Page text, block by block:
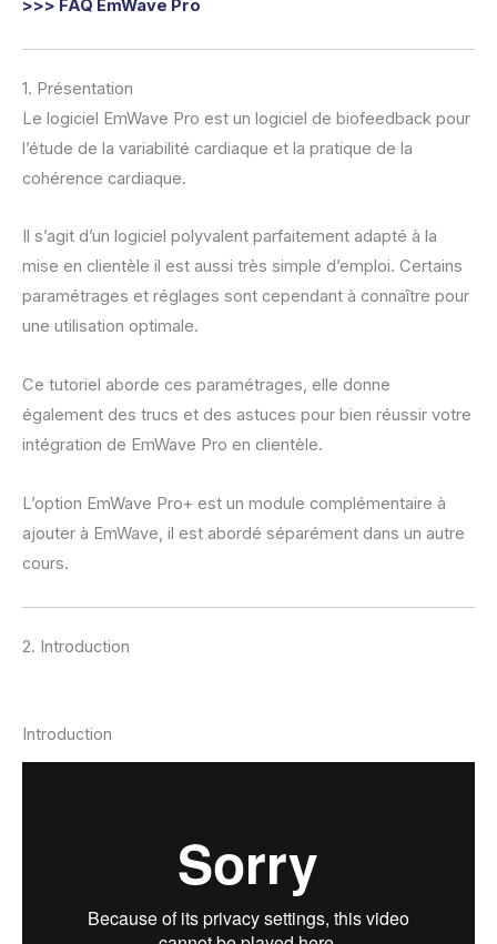
>>> FAQ EmWave Pro
1. Présentation
Le logiciel EmWave Pro est un logiciel de biofeedback pour
l’étude de la variabilité cardiaque et la pratique de la
cohérence cardiaque.
Il s’agit d’un logiciel polyvalent parfaitement adapté à la
mise en clientèle il est aussi très simple d’emploi. Certains
paramétrages et réglages sont cependant à connaître pour
une utilisation optimale.
Ce tutoriel aborde ces paramétrages, elle donne
également des trucs et des astuces pour bien réussir votre
intégration de EmWave Pro en clientèle.
L’option EmWave Pro+ est un module complémentaire à
ajouter à EmWave, il est abordé séparément dans un autre
cours.
2. Introduction
Introduction